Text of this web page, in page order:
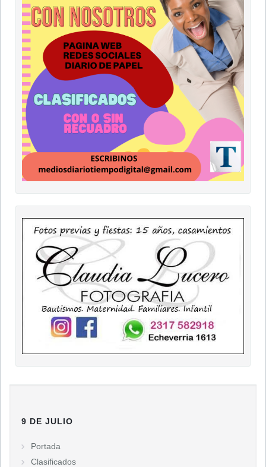
9 DE JULIO
Portada
Clasificados